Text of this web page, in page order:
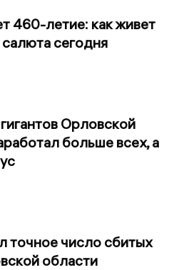
460-летие: как живет
сегодня
Орловской
больше всех, а
точное число сбитых
области